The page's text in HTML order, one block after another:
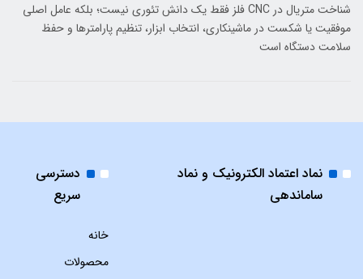
شناخت متریال در CNC فلز فقط یک دانش تئوری نیست؛ بلکه عامل اصلی
موفقیت یا شکست در ماشینکاری، انتخاب ابزار، تنظیم پارامترها و حفظ
سلامت دستگاه است
نماد اعتماد الکترونیک و نماد
ساماندهی
دسترسی
سریع
خانه
محصولات